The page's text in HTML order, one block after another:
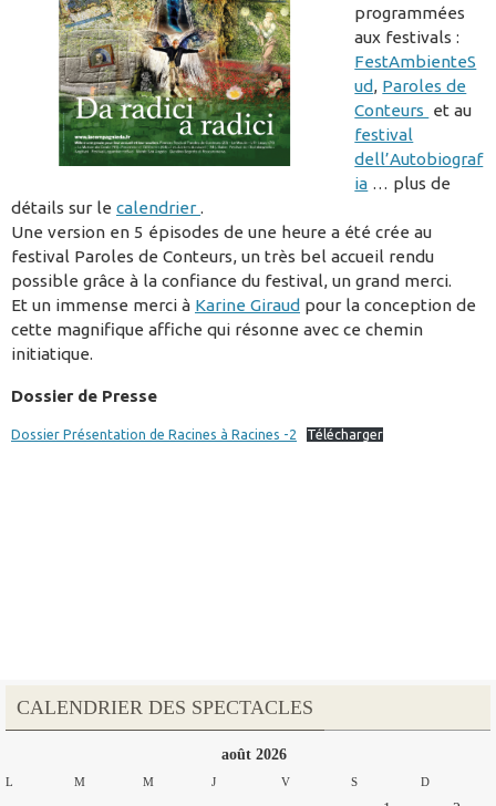
programmées
aux festivals :
FestAmbienteS
ud, Paroles de
Conteurs et au
festival
dell’Autobiograf
ia … plus de
détails sur le calendrier.
Une version en 5 épisodes de une heure a été crée au
festival Paroles de Conteurs, un très bel accueil rendu
possible grâce à la confiance du festival, un grand merci.
Et un immense merci à Karine Giraud pour la conception de
cette magnifique affiche qui résonne avec ce chemin
initiatique.
Dossier de Presse
Dossier Présentation de Racines à Racines -2 Télécharger
CALENDRIER DES SPECTACLES
août 2026
L M M J V S D